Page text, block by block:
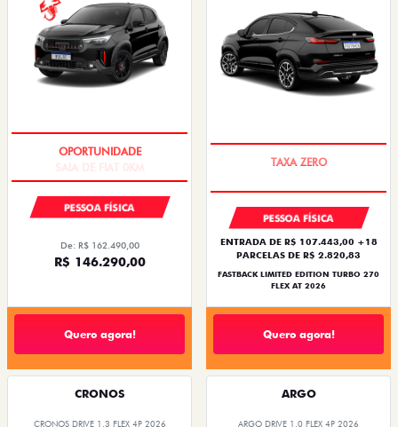
PESSOA FÍSICA
De: R$ 162.490,00
R$ 146.290,00
Quero agora!
PESSOA FÍSICA
ENTRADA DE R$ 107.443,00 +18
PARCELAS DE R$ 2.820,83
FASTBACK LIMITED EDITION TURBO 270
FLEX AT 2026
Quero agora!
CRONOS
CRONOS DRIVE 1.3 FLEX 4P 2026
ARGO
ARGO DRIVE 1.0 FLEX 4P 2026